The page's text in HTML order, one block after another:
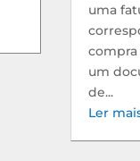
uma
compra
um
de...
Ler